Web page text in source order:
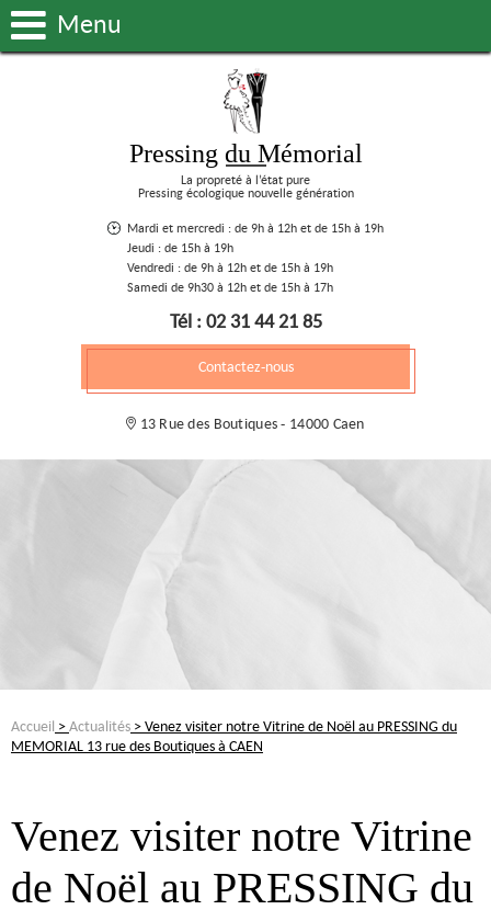
Menu
Pressing du Mémorial
La propreté à l’état pure
Pressing écologique nouvelle génération
Mardi et mercredi : de 9h à 12h et de 15h à 19h
Jeudi : de 15h à 19h
Vendredi : de 9h à 12h et de 15h à 19h
Samedi de 9h30 à 12h et de 15h à 17h
Tél : 02 31 44 21 85
Contactez-nous
13 Rue des Boutiques - 14000 Caen
Accueil >Actualités > Venez visiter notre Vitrine de Noël au PRESSING du
MEMORIAL 13 rue des Boutiques à CAEN
Venez visiter notre Vitrine
de Noël au PRESSING du